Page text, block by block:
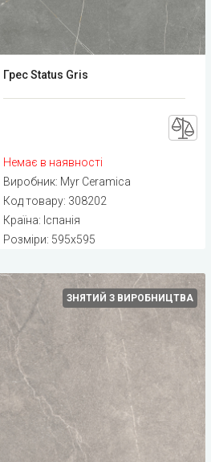
Грес Status Gris
Немає в наявності
Виробник: Myr Ceramica
Код товару: 308202
Країна: Іспанія
Розміри: 595x595
ЗНЯТИЙ З ВИРОБНИЦТВА